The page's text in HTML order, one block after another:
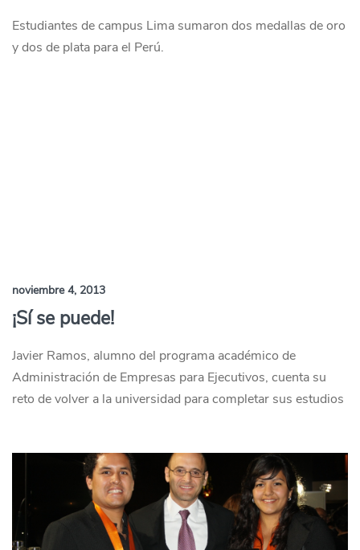
Estudiantes de campus Lima sumaron dos medallas de oro
y dos de plata para el Perú.
noviembre 4, 2013
¡Sí se puede!
Javier Ramos, alumno del programa académico de
Administración de Empresas para Ejecutivos, cuenta su
reto de volver a la universidad para completar sus estudios